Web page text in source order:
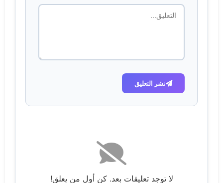
نشر التعليق
لا توجد تعليقات بعد. كن أول من يعلق!